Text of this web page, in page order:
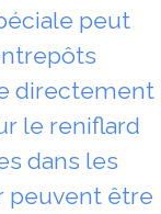
peut
directement
le reniflard
dans les
peuvent être